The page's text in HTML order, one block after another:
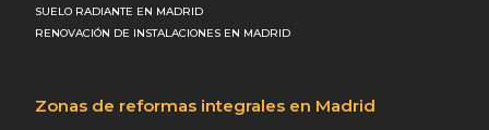
SUELO RADIANTE EN MADRID
RENOVACIÓN DE INSTALACIONES EN MADRID
Zonas de reformas integrales en Madrid